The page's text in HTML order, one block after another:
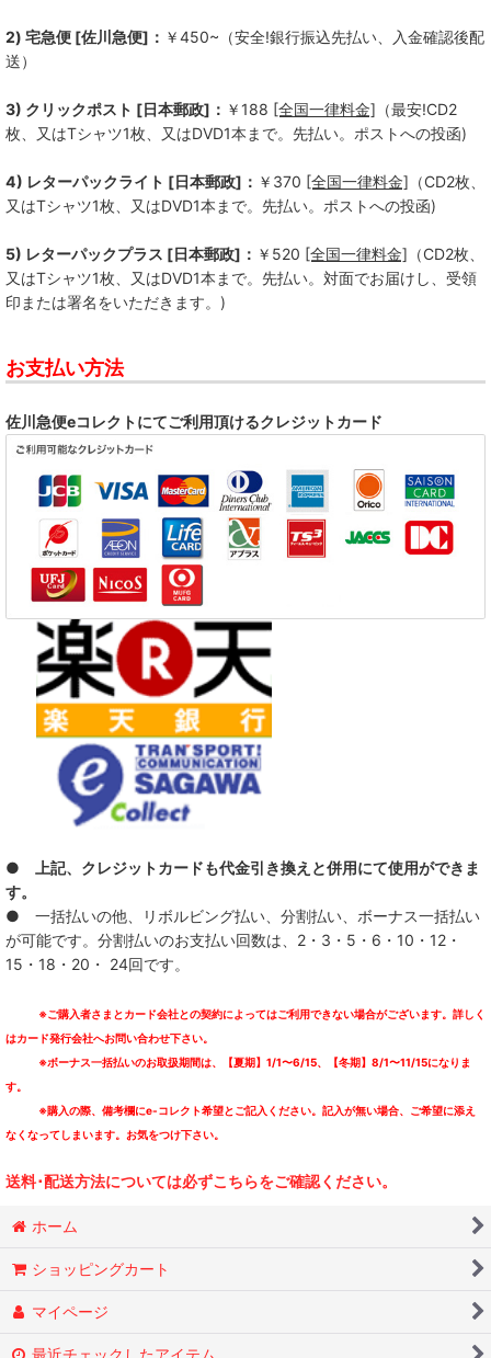
2) 宅急便 [佐川急便]： ￥450~（安全!銀行振込先払い、入金確認後配
送）
3) クリックポスト [日本郵政]： ￥188 [全国一律料金] （最安!CD2
枚、又はTシャツ1枚、又はDVD1本まで。先払い。ポストへの投函)
4) レターパックライト [日本郵政]： ￥370 [全国一律料金] （CD2枚、
又はTシャツ1枚、又はDVD1本まで。先払い。ポストへの投函)
5) レターパックプラス [日本郵政]： ￥520 [全国一律料金] （CD2枚、
又はTシャツ1枚、又はDVD1本まで。先払い。対面でお届けし、受領
印または署名をいただきます。)
お支払い方法
佐川急便eコレクトにてご利用頂けるクレジットカード
● 上記、クレジットカードも代金引き換えと併用にて使用ができま
す。
● 一括払いの他、リボルビング払い、分割払い、ボーナス一括払い
が可能です。分割払いのお支払い回数は、2・3・5・6・10・12・
15・18・20・ 24回です。
※ご購入者さまとカード会社との契約によってはご利用できない場合がございます。詳しく
はカード発行会社へお問い合わせ下さい。
※ボーナス一括払いのお取扱期間は、【夏期】1/1〜6/15、【冬期】8/1〜11/15になりま
す。
※購入の際、備考欄にe-コレクト希望とご記入ください。記入が無い場合、ご希望に添え
なくなってしまいます。お気をつけ下さい。
送料･配送方法については必ずこちらをご確認ください。
ホーム
ショッピングカート
マイページ
最近チェックしたアイテム